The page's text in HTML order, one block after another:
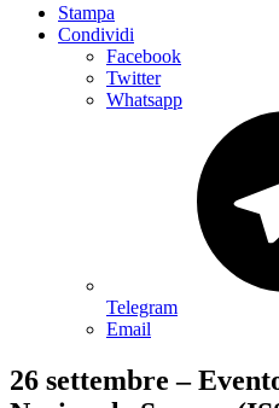
Stampa
Condividi
Facebook
Twitter
Whatsapp
Telegram
Email
26 settembre –